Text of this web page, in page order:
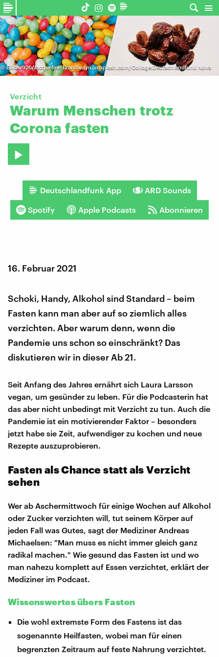
© Billow926/Jacqueline Brandwayn/unsplash.com/Collage:Deutschlandfunk Nova
Verzicht
Warum Menschen trotz
Corona fasten
Deutschlandfunk App ARD Sounds
Spotify Apple Podcasts Abonnieren
16. Februar 2021
Schoki, Handy, Alkohol sind Standard – beim
Fasten kann man aber auf so ziemlich alles
verzichten. Aber warum denn, wenn die
Pandemie uns schon so einschränkt? Das
diskutieren wir in dieser Ab 21.
Seit Anfang des Jahres ernährt sich Laura Larsson
vegan, um gesünder zu leben. Für die Podcasterin hat
das aber nicht unbedingt mit Verzicht zu tun. Auch die
Pandemie ist ein motivierender Faktor – besonders
jetzt habe sie Zeit, aufwendiger zu kochen und neue
Rezepte auszuprobieren.
Fasten als Chance statt als Verzicht
sehen
Wer ab Aschermittwoch für einige Wochen auf Alkohol
oder Zucker verzichten will, tut seinem Körper auf
jeden Fall was Gutes, sagt der Mediziner Andreas
Michaelsen: "Man muss es nicht immer gleich ganz
radikal machen." Wie gesund das Fasten ist und wo
man nahezu komplett auf Essen verzichtet, erklärt der
Mediziner im Podcast.
Wissenswertes übers Fasten
Die wohl extremste Form des Fastens ist das
sogenannte Heilfasten, wobei man für einen
begrenzten Zeitraum auf feste Nahrung verzichtet.